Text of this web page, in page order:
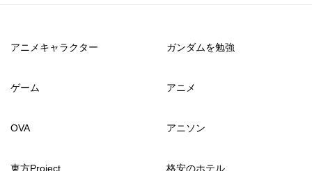
アニメキャラクター ガンダムを勉強
ゲーム アニメ
OVA アニソン
東方Project 格安のホテル